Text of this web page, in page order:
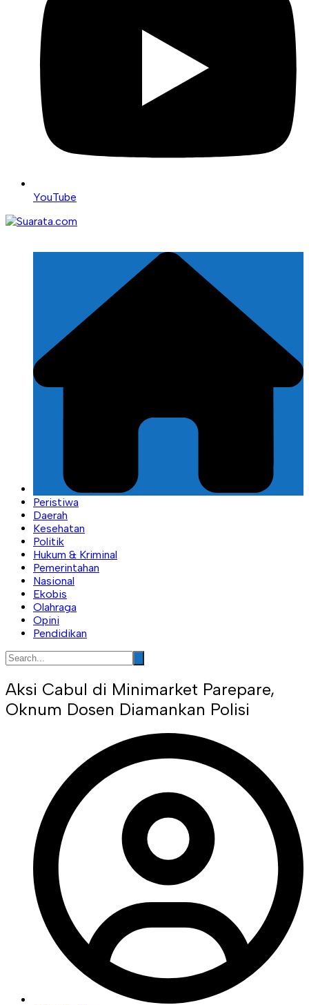
YouTube
Peristiwa
Daerah
Kesehatan
Politik
Hukum & Kriminal
Pemerintahan
Nasional
Ekobis
Olahraga
Opini
Pendidikan
Aksi Cabul di Minimarket Parepare,
Oknum Dosen Diamankan Polisi